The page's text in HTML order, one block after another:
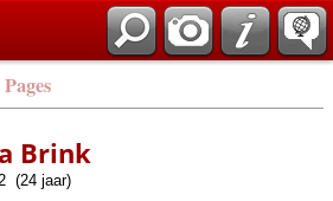
Brink
(24 jaar)